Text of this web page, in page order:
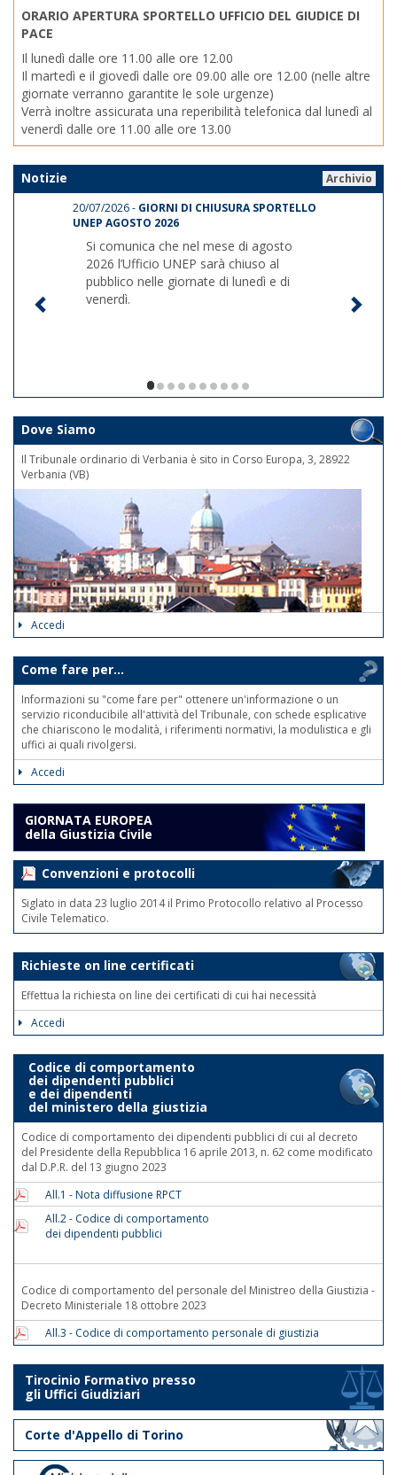
ORARIO APERTURA SPORTELLO UFFICIO DEL GIUDICE DI
PACE
Il lunedì dalle ore 11.00 alle ore 12.00
Il martedì e il giovedì dalle ore 09.00 alle ore 12.00 (nelle altre
giornate verranno garantite le sole urgenze)
Verrà inoltre assicurata una reperibilità telefonica dal lunedì al
venerdì dalle ore 11.00 alle ore 13.00
Notizie
Archivio
20/07/2026 - GIORNI DI CHIUSURA SPORTELLO
UNEP AGOSTO 2026
Si comunica che nel mese di agosto
2026 l’Ufficio UNEP sarà chiuso al
pubblico nelle giornate di lunedì e di
venerdì.
1/10
Dove Siamo
Il Tribunale ordinario di Verbania è sito in Corso Europa, 3, 28922
Verbania (VB)
Accedi
Come fare per...
Informazioni su "come fare per" ottenere un'informazione o un
servizio riconducibile all'attività del Tribunale, con schede esplicative
che chiariscono le modalità, i riferimenti normativi, la modulistica e gli
uffici ai quali rivolgersi.
Accedi
GIORNATA EUROPEA
della Giustizia Civile
Convenzioni e protocolli
Siglato in data 23 luglio 2014 il Primo Protocollo relativo al Processo
Civile Telematico.
Richieste on line certificati
Effettua la richiesta on line dei certificati di cui hai necessità
Accedi
Codice di comportamento
dei dipendenti pubblici
e dei dipendenti
del ministero della giustizia
Codice di comportamento dei dipendenti pubblici di cui al decreto
del Presidente della Repubblica 16 aprile 2013, n. 62 come modificato
dal D.P.R. del 13 giugno 2023
All.1 - Nota diffusione RPCT
All.2 - Codice di comportamento
dei dipendenti pubblici
Codice di comportamento del personale del Ministreo della Giustizia -
Decreto Ministeriale 18 ottobre 2023
All.3 - Codice di comportamento personale di giustizia
Tirocinio Formativo presso
gli Uffici Giudiziari
Corte d'Appello di Torino